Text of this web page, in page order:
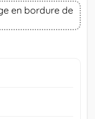
en bordure de